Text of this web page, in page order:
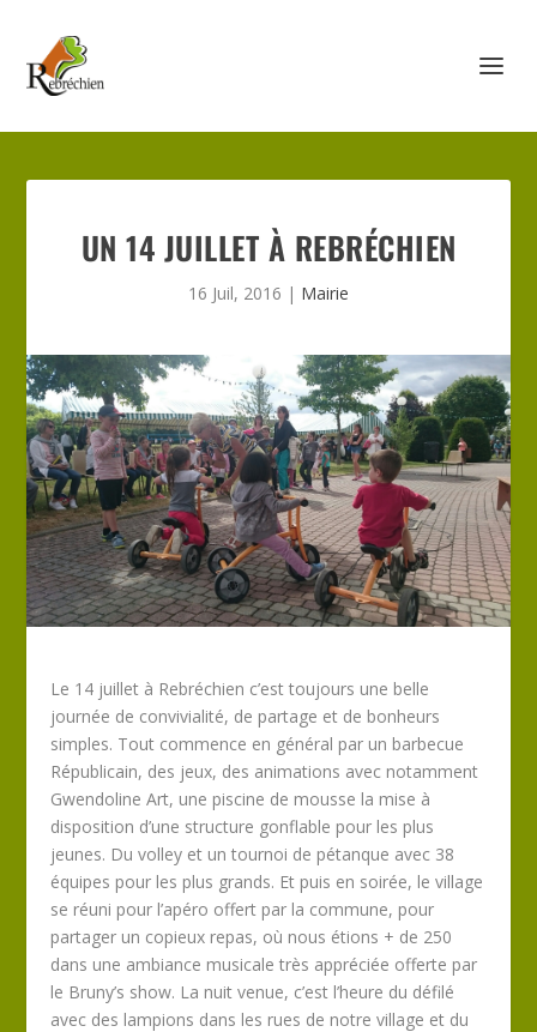
UN 14 JUILLET À REBRÉCHIEN
16 Juil, 2016 | Mairie
Le 14 juillet à Rebréchien c’est toujours une belle
journée de convivialité, de partage et de bonheurs
simples. Tout commence en général par un barbecue
Républicain, des jeux, des animations avec notamment
Gwendoline Art, une piscine de mousse la mise à
disposition d’une structure gonflable pour les plus
jeunes. Du volley et un tournoi de pétanque avec 38
équipes pour les plus grands. Et puis en soirée, le village
se réuni pour l’apéro offert par la commune, pour
partager un copieux repas, où nous étions + de 250
dans une ambiance musicale très appréciée offerte par
le Bruny’s show. La nuit venue, c’est l’heure du défilé
avec des lampions dans les rues de notre village et du